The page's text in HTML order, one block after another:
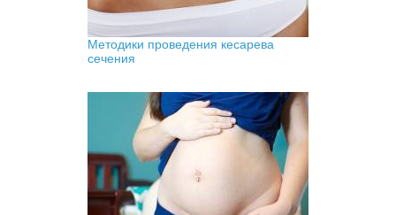
Методики проведения кесарева
сечения